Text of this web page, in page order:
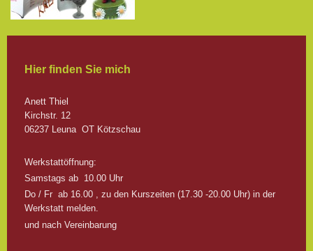
Hier finden Sie mich
Anett Thiel
Kirchstr. 12
06237 LeunaOT Kötzschau
Werkstattöffnung:
Samstags ab 10.00 Uhr
Do / Fr ab 16.00 , zu den Kurszeiten (17.30 -20.00 Uhr) in der
Werkstatt melden.
und nach Vereinbarung